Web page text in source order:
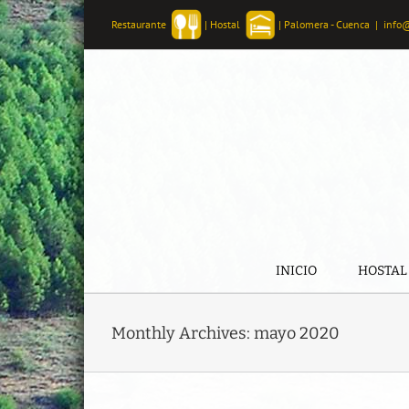
Skip
to
content
Restaurante | Hostal | Palomera - Cuenca |
INICIO HOSTAL
Monthly Archives: mayo 2020